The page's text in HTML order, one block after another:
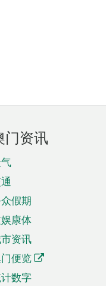
门资讯
假期
康体
资讯
便览
数字